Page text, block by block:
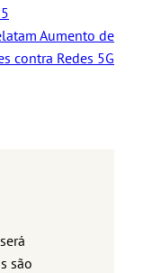
Aumento de
contra Redes 5G
são